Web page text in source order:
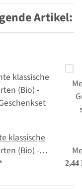
Artikel:
klassische
(Bio) -